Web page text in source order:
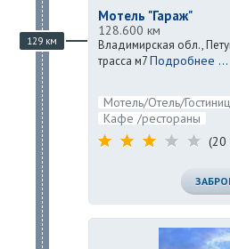
129 км
Мотель "Гараж"
128.600 км
Владимирская обл.,
трасса м7Подробнее ...
Мотель/Отель/
Кафе /рестораны
(20